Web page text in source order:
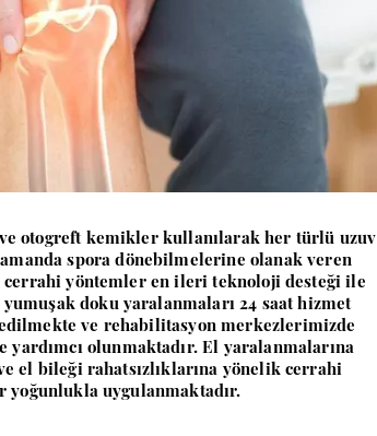
otogreft kemikler kullanılarak her türlü uzuv
spora dönebilmelerine olanak veren
yöntemler en ileri teknoloji desteği ile
doku yaralanmaları 24 saat hizmet
ve rehabilitasyon merkezlerimizde
olunmaktadır. El yaralanmalarına
el bileği rahatsızlıklarına yönelik cerrahi
uygulanmaktadır.